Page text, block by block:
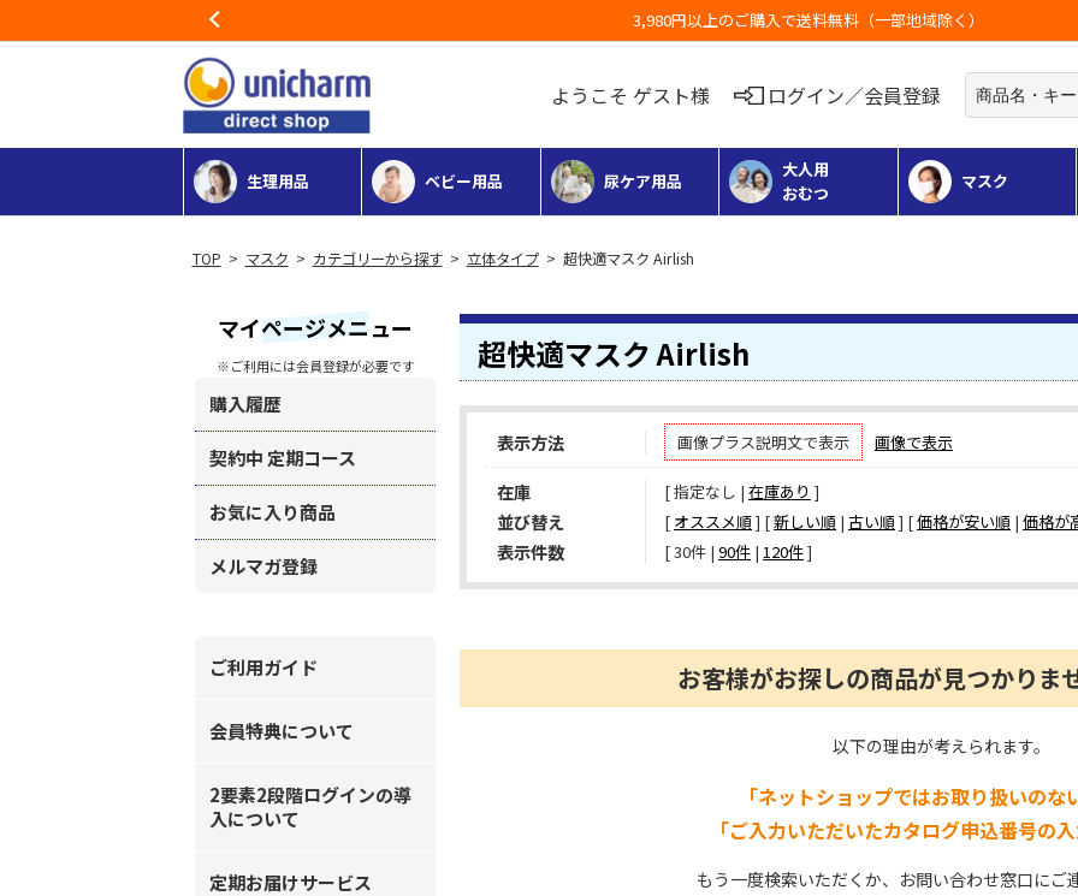
3,980円以上のご購入で送料無料（一部地域除く）
ようこそ ゲスト様 ログイン／会員登録
生理用品 ベビー用品 尿ケア用品
大人用
おむつ
マスク
> マスク > カテゴリーから探す> 立体タイプ> 超快適マスク Airlish
マイページメニュー
※ご利用には会員登録が必要です
購入履歴
契約中 定期コース
お気に入り商品
メルマガ登録
ご利用ガイド
会員特典について
2要素2段階ログインの導
入について
定期お届けサービス
超快適マスク Airlish
表示方法 画像プラス説明文で表示 画像で表示
在庫 [ 指定なし | 在庫あり ]
並び替え [ オススメ順] [新しい順 | 古い順] [価格が安い順 | 価格が
表示件数 [ 30件 | 90件 | 120件 ]
お客様がお探しの商品が見つかりま
以下の理由が考えられます。
「ネットショップではお取り扱いのな
「ご入力いただいたカタログ申込番号の
もう一度検索いただくか、お問い合わせ窓口にご